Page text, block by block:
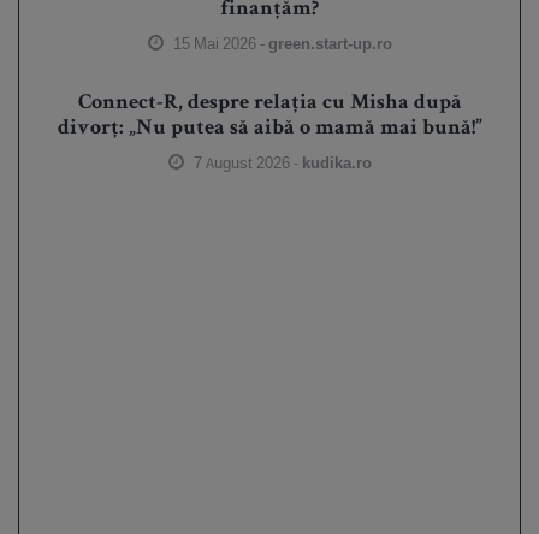
finanțăm?
15 Mai 2026 - green.start-up.ro
Connect-R, despre relația cu Misha după
divorț: „Nu putea să aibă o mamă mai bună!”
7 August 2026 - kudika.ro